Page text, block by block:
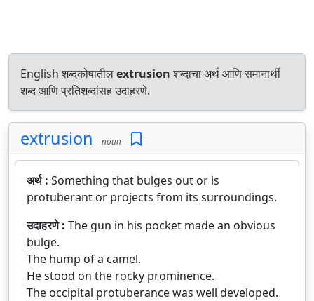
English शब्दकोषातीलextrusionशब्दाचा अर्थ आणि समानार्थी
शब्द आणि प्रतिशब्दांसह उदाहरणे.
extrusion noun
अर्थ : Something that bulges out or is
protuberant or projects from its surroundings.
उदाहरणे : The gun in his pocket made an obvious
bulge.
The hump of a camel.
He stood on the rocky prominence.
The occipital protuberance was well developed.